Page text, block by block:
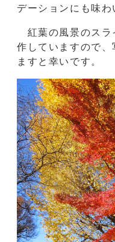
デーションにも味わ
紅葉の風景のスラ
作していますので
ますと幸いです。